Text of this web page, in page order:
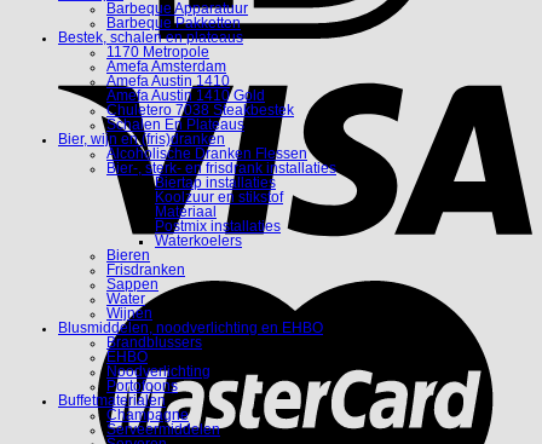
Barbeque Apparatuur
Barbeque Pakketten
Bestek, schalen en plateaus
1170 Metropole
Amefa Amsterdam
Amefa Austin 1410
Amefa Austin 1410 Gold
Chuletero 7038 Steakbestek
Schalen En Plateaus
Bier, wijn en (fris)dranken
Alcoholische Dranken Flessen
Bier-, sterk- en frisdrank installaties
Biertap installaties
Koolzuur en stikstof
Materiaal
Postmix installaties
Waterkoelers
Bieren
Frisdranken
Sappen
Water
Wijnen
Blusmiddelen, noodverlichting en EHBO
Brandblussers
EHBO
Noodverlichting
Portofoons
Buffetmaterialen
Champagne
Serveermiddelen